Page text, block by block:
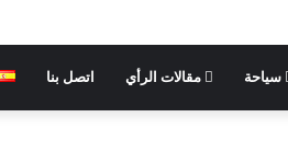
سياحة مقالات الرأي اتصل بنا